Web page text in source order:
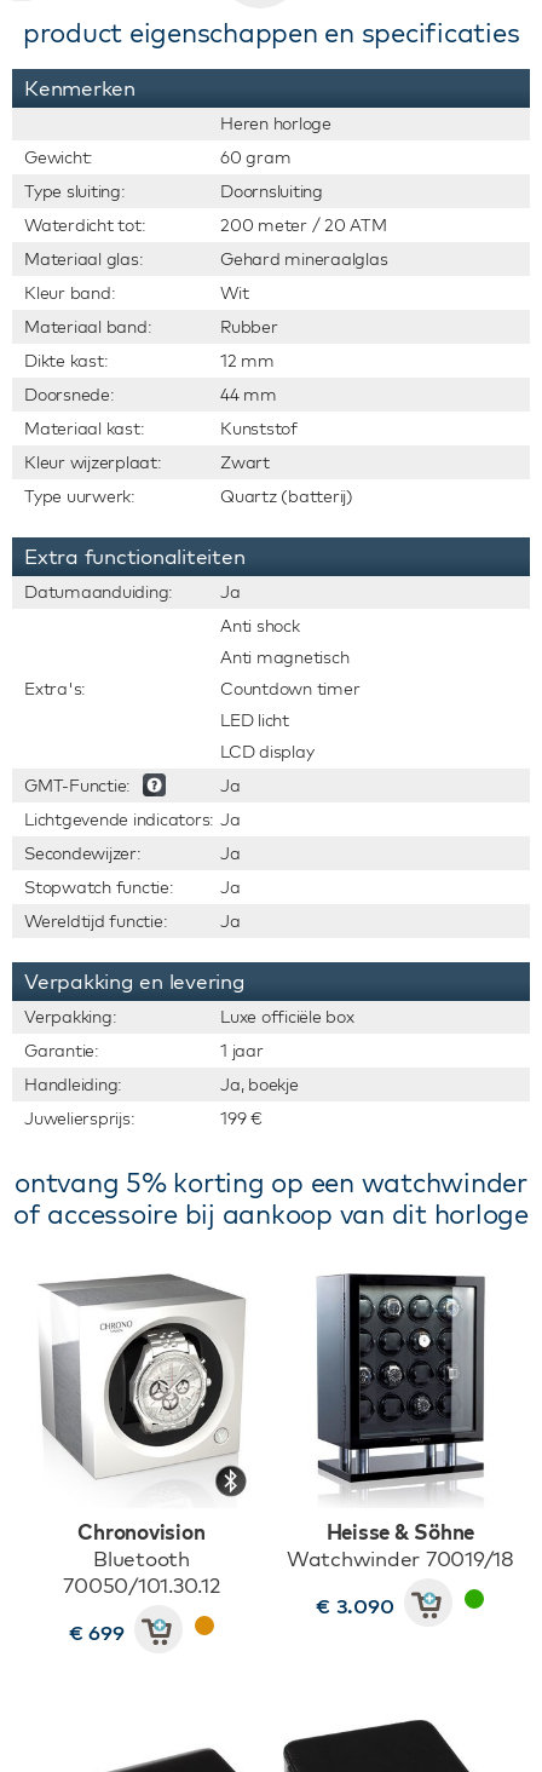
product eigenschappen en specificaties
Kenmerken
Heren horloge
Gewicht:
60 gram
Type sluiting:
Doornsluiting
Waterdicht tot:
200 meter / 20 ATM
Materiaal glas:
Gehard mineraalglas
Kleur band:
Wit
Materiaal band:
Rubber
Dikte kast:
12 mm
Doorsnede:
44 mm
Materiaal kast:
Kunststof
Kleur wijzerplaat:
Zwart
Type uurwerk:
Quartz (batterij)
Extra functionaliteiten
Datumaanduiding: Ja
Extra's:
Anti shock
Anti magnetisch
Countdown timer
LED licht
LCD display
GMT-Functie:
Ja
Lichtgevende indicators: Ja
Secondewijzer:
Ja
Stopwatch functie:
Ja
Wereldtijd functie:
Ja
Verpakking en levering
Verpakking:
Luxe officiële box
Garantie:
1 jaar
Handleiding:
Ja, boekje
Juweliersprijs:
199 €
ontvang 5% korting op een watchwinder
of accessoire bij aankoop van dit horloge
Chronovision
Bluetooth
70050/101.30.12
€ 699
Heisse & Söhne
Watchwinder 70019/18
€ 3.090